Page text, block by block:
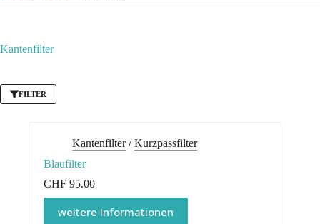
Kantenfilter
FILTER
Kantenfilter/Kurzpassfilter
Blaufilter
CHF 95.00
weitere Informationen